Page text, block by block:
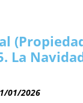
A MANO
FUTURAS NORMAS
SUCESIONES
La
01/2026